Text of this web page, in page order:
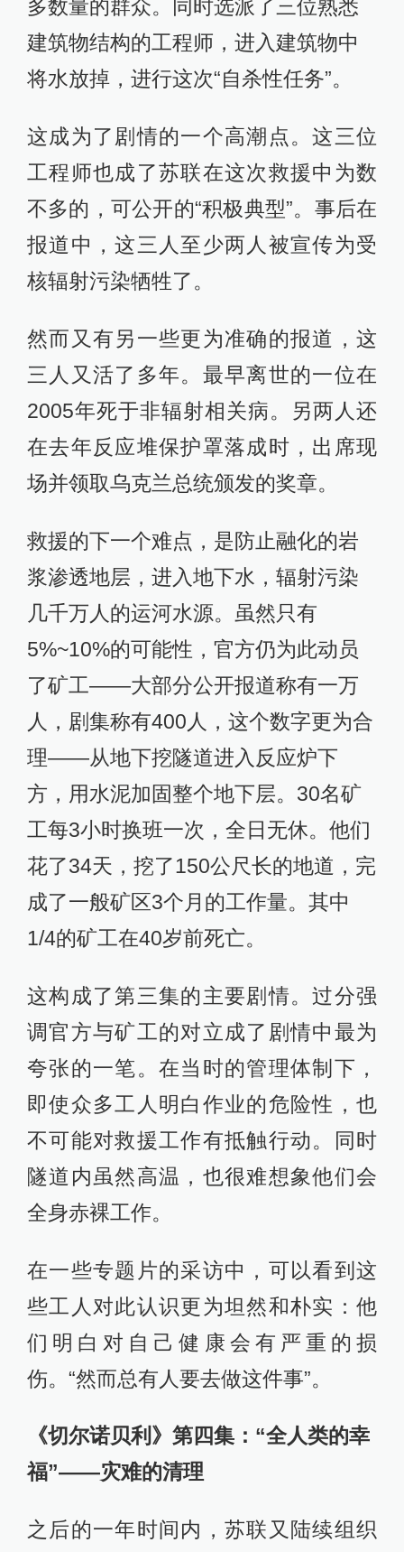
多数量的群众。同时选派了三位熟悉
建筑物结构的工程师，进入建筑物中
将水放掉，进行这次“自杀性任务”。
这成为了剧情的一个高潮点。这三位
工程师也成了苏联在这次救援中为数
不多的，可公开的“积极典型”。事后在
报道中，这三人至少两人被宣传为受
核辐射污染牺牲了。
然而又有另一些更为准确的报道，这
三人又活了多年。最早离世的一位在
2005年死于非辐射相关病。另两人还
在去年反应堆保护罩落成时，出席现
场并领取乌克兰总统颁发的奖章。
救援的下一个难点，是防止融化的岩
浆渗透地层，进入地下水，辐射污染
几千万人的运河水源。虽然只有
5%~10%的可能性，官方仍为此动员
了矿工——大部分公开报道称有一万
人，剧集称有400人，这个数字更为合
理——从地下挖隧道进入反应炉下
方，用水泥加固整个地下层。30名矿
工每3小时换班一次，全日无休。他们
花了34天，挖了150公尺长的地道，完
成了一般矿区3个月的工作量。其中
1/4的矿工在40岁前死亡。
这构成了第三集的主要剧情。过分强
调官方与矿工的对立成了剧情中最为
夸张的一笔。在当时的管理体制下，
即使众多工人明白作业的危险性，也
不可能对救援工作有抵触行动。同时
隧道内虽然高温，也很难想象他们会
全身赤裸工作。
在一些专题片的采访中，可以看到这
些工人对此认识更为坦然和朴实：他
们明白对自己健康会有严重的损
伤。“然而总有人要去做这件事”。
《切尔诺贝利》第四集：“全人类的幸
福”——灾难的清理
之后的一年时间内，苏联又陆续组织